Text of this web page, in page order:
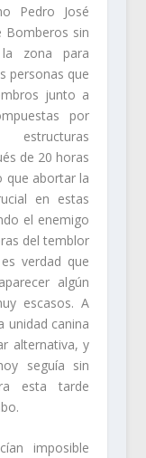
Pedro José
Bomberos sin
zona para
personas que
junto a
por
estructuras
de 20 horas
que abortar la
en estas
el enemigo
del temblor
verdad que
algún
escasos. A
unidad canina
alternativa, y
seguía sin
esta tarde
imposible